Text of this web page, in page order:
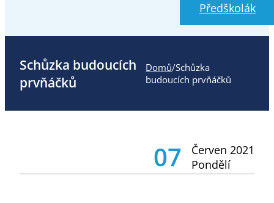
Předškolák
Schůzka budoucích
prvňáčků
Domů/Schůzka
budoucích prvňáčků
07
Červen 2021
Pondělí